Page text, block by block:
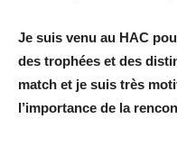
Je suis venu au HAC
des trophées et des
match et je suis très
l’importance de la